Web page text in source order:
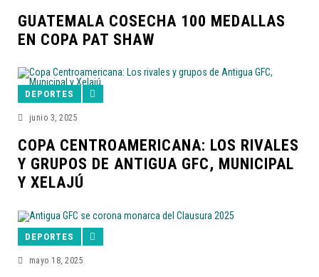
GUATEMALA COSECHA 100 MEDALLAS
EN COPA PAT SHAW
DEPORTES
junio 3, 2025
COPA CENTROAMERICANA: LOS RIVALES
Y GRUPOS DE ANTIGUA GFC, MUNICIPAL
Y XELAJÚ
DEPORTES
mayo 18, 2025